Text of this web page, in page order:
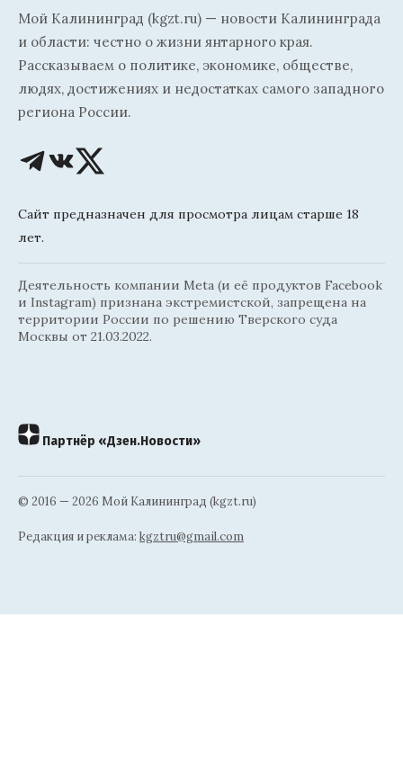
Мой Калининград (kgzt.ru) — новости Калининграда
и области: честно о жизни янтарного края.
Рассказываем о политике, экономике, обществе,
людях, достижениях и недостатках самого западного
региона России.
Сайт предназначен для просмотра лицам старше 18
лет.
Деятельность компании Meta (и её продуктов Facebook
и Instagram) признана экстремистской, запрещена на
территории России по решению Тверского суда
Москвы от 21.03.2022.
Партнёр «Дзен.Новости»
© 2016 — 2026 Мой Калининград (kgzt.ru)
Редакция и реклама: kgztru@gmail.com